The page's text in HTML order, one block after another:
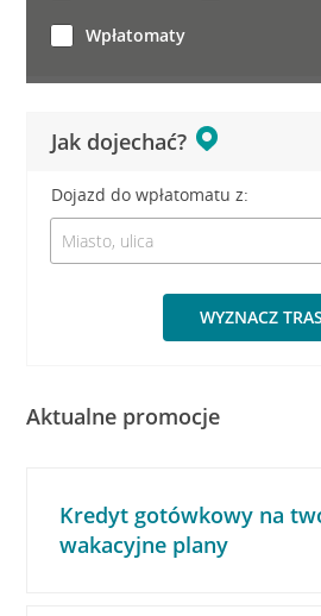
Jak dojechać?
Dojazd do wpłatomatu z:
WYZNACZ
Wpłatomaty
Aktualne promocje
Kredyt gotówkowy na
wakacyjne plany